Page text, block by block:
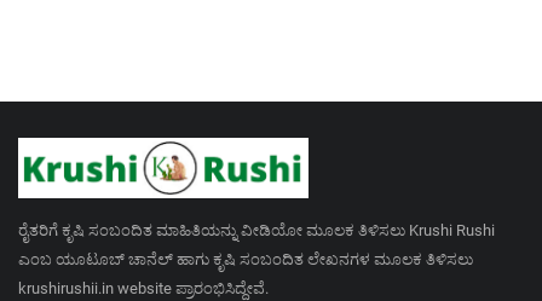
ರೈತರಿಗೆ ಕೃಷಿ ಸಂಬಂದಿತ ಮಾಹಿತಿಯನ್ನು ವೀಡಿಯೋ ಮೂಲಕ ತಿಳಿಸಲು Krushi Rushi
ಎಂಬ ಯೂಟೂಬ್ ಚಾನೆಲ್ ಹಾಗು ಕೃಷಿ ಸಂಬಂದಿತ ಲೇಖನಗಳ ಮೂಲಕ ತಿಳಿಸಲು
krushirushii.in website ಪ್ರಾರಂಭಿಸಿದ್ದೇವೆ.